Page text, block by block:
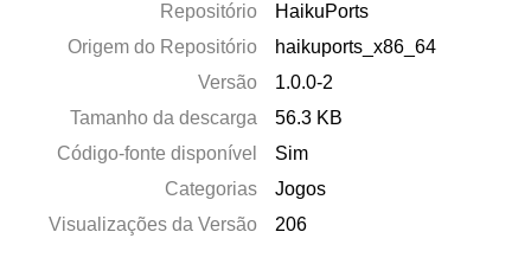
Repositório
HaikuPorts
Origem do Repositório
haikuports_x86_64
Versão
1.0.0-2
Tamanho da descarga
56.3 KB
Código-fonte disponível
Sim
Categorias
Jogos
Visualizações da Versão
206